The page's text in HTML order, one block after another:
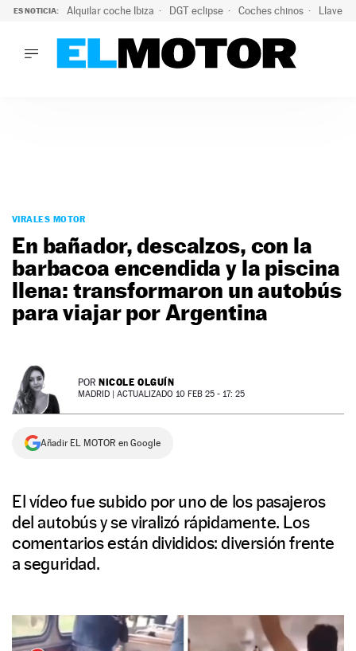
ES NOTICIA: Alquilar coche Ibiza DGT eclipse Coches chinos Llaves
PODCAST
MOTOS
TECNOLOGÍA
SUPERCOCHES
PREMIOS
NEWSLETTER
VIRALES MOTOR
En bañador, descalzos, con la
barbacoa encendida y la piscina
llena: transformaron un autobús
para viajar por Argentina
POR NICOLE OLGUÍN
MADRID | ACTUALIZADO 10 FEB 25 - 17: 25
Añadir EL MOTOR en Google
El vídeo fue subido por uno de los pasajeros
del autobús y se viralizó rápidamente. Los
comentarios están divididos: diversión frente
a seguridad.